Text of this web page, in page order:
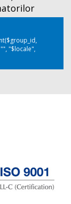
"$locale",